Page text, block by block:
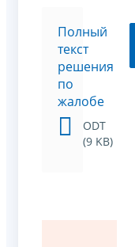
Полный
текст
решения
по
жалобе
ODT
(9 KB)